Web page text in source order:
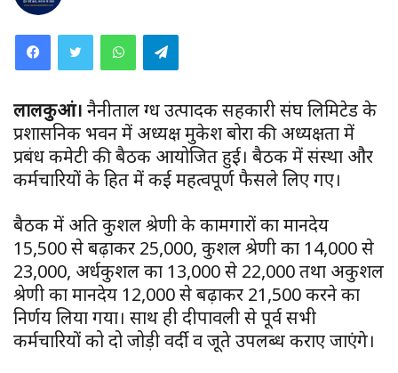
WhatsAppTelegram
लालकुआं। नैनीताल दुग्ध उत्पादक सहकारी संघ लिमिटेड के
प्रशासनिक भवन में अध्यक्ष मुकेश बोरा की अध्यक्षता में
प्रबंध कमेटी की बैठक आयोजित हुई। बैठक में संस्था और
कर्मचारियों के हित में कई महत्वपूर्ण फैसले लिए गए।
बैठक में अति कुशल श्रेणी के कामगारों का मानदेय
₹15,500 से बढ़ाकर ₹25,000, कुशल श्रेणी का ₹14,000 से
₹23,000, अर्धकुशल का ₹13,000 से ₹22,000 तथा अकुशल
श्रेणी का मानदेय ₹12,000 से बढ़ाकर ₹21,500 करने का
निर्णय लिया गया। साथ ही दीपावली से पूर्व सभी
कर्मचारियों को दो जोड़ी वर्दी व जूते उपलब्ध कराए जाएंगे।